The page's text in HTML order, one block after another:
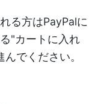
る方はPayPalに
"カートに入れ
でください。